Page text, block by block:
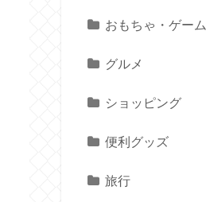
おもちゃ・ゲーム
グルメ
ショッピング
便利グッズ
旅行